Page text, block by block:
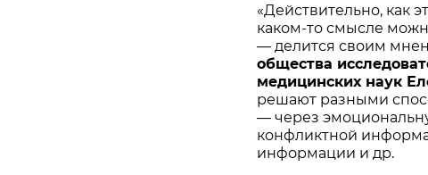
«Действительно, как
каком-то смысле
— делится своим
общества
медицинских наук
решают разными
— через
конфликтной
информации и др.